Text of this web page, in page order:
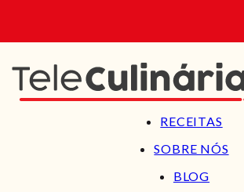
RECEITAS
SOBRE NÓS
BLOG